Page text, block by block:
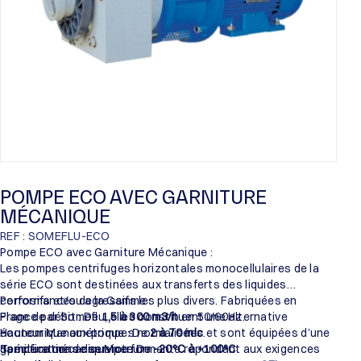
POMPE ECO AVEC GARNITURE
MÉCANIQUE
REF : SOMEFLU-ECO
Pompe ECO avec Garniture Mécanique :
Les pompes centrifuges horizontales monocellulaires de la
série ECO sont destinées aux transferts des liquides
corrosifs et/ou agressifs les plus divers. Fabriquées en
France par Someflu, elles constituent une alternative
économique aux pompes normalisées et sont équipées d’une
garniture mécanique performante répondant aux exigences
Performances de la Gamme :
Plage de débit : De1,5 à 300 m3/hen 50/60Hz.
Hauteur Manométrique : De2 à 70 mlc.
Température de service : De-20°C à +100°C.
Spécifications des Moteurs :